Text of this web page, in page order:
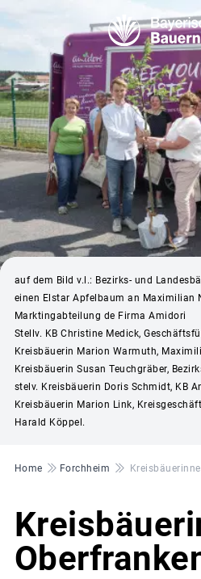
auf dem Bild v.l.: Bezirks- und
einen Elstar Apfelbaum an Maximilian
Marktingabteilung de Firma Amidori
Stellv. KB Christine Medick,
Kreisbäuerin Marion Warmuth,
Kreisbäuerin Susan Teuchgräber,
stelv. Kreisbäuerin Doris Schmidt, KB
Kreisbäuerin Marion Link,
Harald Köppel.
Pfadnavigation
Home Forchheim